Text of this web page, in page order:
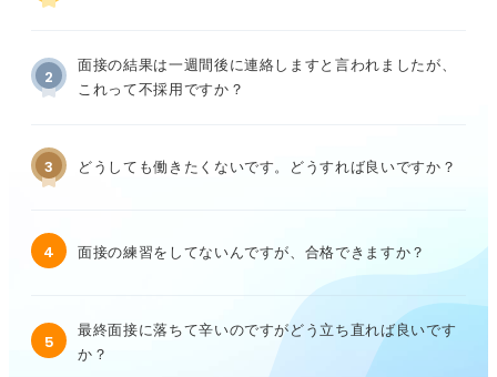
2
面接の結果は一週間後に連絡しますと言われましたが、
これって不採用ですか？
3 どうしても働きたくないです。どうすれば良いですか？
4 面接の練習をしてないんですが、合格できますか？
5
最終面接に落ちて辛いのですがどう立ち直れば良いです
か？